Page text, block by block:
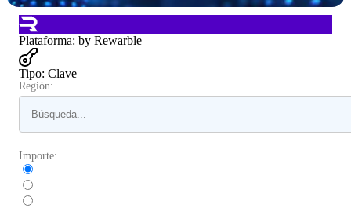
Plataforma: by Rewarble
Tipo: Clave
Región:
Importe: